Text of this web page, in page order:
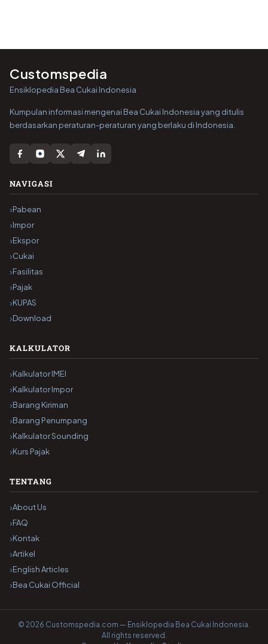
Customspedia
Ensiklopedia Bea Cukai Indonesia
Kumpulan informasi mengenai Bea Cukai Indonesia yang ditulis
berdasarkan peraturan-peraturan yang berlaku di Indonesia.
NAVIGASI
Pabean
Impor
Ekspor
Cukai
Fasilitas
Pajak
KUPAS
Download
KALKULATOR
Kalkulator IMEI
Kalkulator Impor
Barang Kiriman
Barang Penumpang
Kalkulator Sounding
Kurs Pajak
TENTANG
About Us
FAQ
Kontak
Artikel
English Articles
Bea Cukai Official
© 2026 Customspedia.com — Ensiklopedia Bea Cukai Indonesia.
All rights reserved.